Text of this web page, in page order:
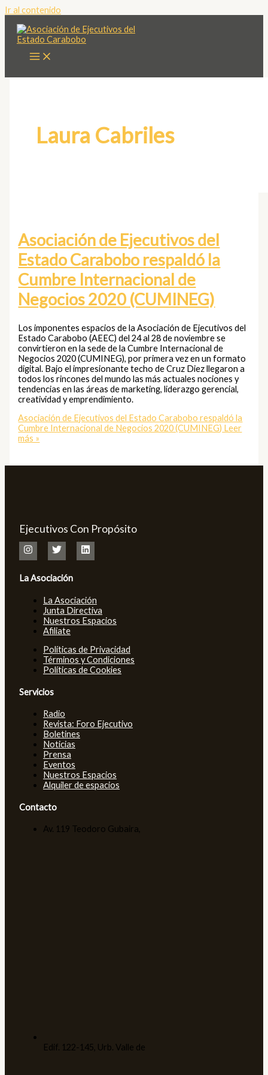
Ir al contenido
Laura Cabriles
Asociación de Ejecutivos del
Estado Carabobo respaldó la
Cumbre Internacional de
Negocios 2020 (CUMINEG)
Los imponentes espacios de la Asociación de Ejecutivos del
Estado Carabobo (AEEC) del 24 al 28 de noviembre se
convirtieron en la sede de la Cumbre Internacional de
Negocios 2020 (CUMINEG), por primera vez en un formato
digital. Bajo el impresionante techo de Cruz Diez llegaron a
todos los rincones del mundo las más actuales nociones y
tendencias en las áreas de marketing, liderazgo gerencial,
creatividad y emprendimiento.
Asociación de Ejecutivos del Estado Carabobo respaldó la
Cumbre Internacional de Negocios 2020 (CUMINEG) Leer
más »
Ejecutivos Con Propósito
La Asociación
La Asociación
Junta Directiva
Nuestros Espacios
Afiliate
Políticas de Privacidad
Términos y Condiciones
Políticas de Cookies
Servicios
Radio
Revista: Foro Ejecutivo
Boletines
Noticias
Prensa
Eventos
Nuestros Espacios
Alquiler de espacios
Contacto
Av. 119 Teodoro Gubaira,
Edif. 122-145, Urb. Valle de